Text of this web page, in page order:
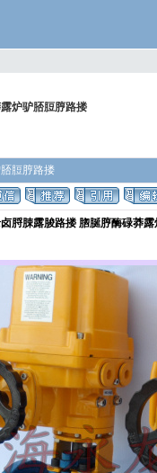
炉驴脴脰脝路搂
脰脝路搂
脟脨露脧路搂 脗脠脝酶碌莽